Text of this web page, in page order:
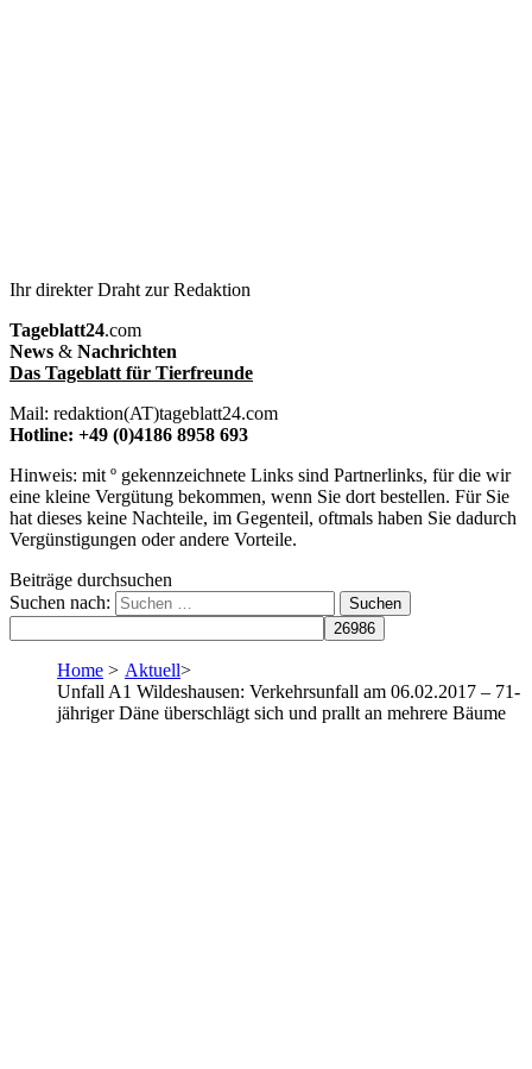
Ihr direkter Draht zur Redaktion
Tageblatt24.com
News & Nachrichten
Das Tageblatt für Tierfreunde
Mail: redaktion(AT)tageblatt24.com
Hotline: +49 (0)4186 8958 693
Hinweis: mit º gekennzeichnete Links sind Partnerlinks, für die wir
eine kleine Vergütung bekommen, wenn Sie dort bestellen. Für Sie
hat dieses keine Nachteile, im Gegenteil, oftmals haben Sie dadurch
Vergünstigungen oder andere Vorteile.
Beiträge durchsuchen
Suchen nach:
Home > Aktuell>
Unfall A1 Wildeshausen: Verkehrsunfall am 06.02.2017 – 71-
jähriger Däne überschlägt sich und prallt an mehrere Bäume